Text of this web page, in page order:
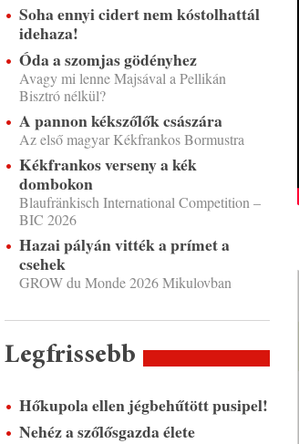
Soha ennyi cidert nem kóstolhattál
idehaza!
Óda a szomjas gödényhez
Avagy mi lenne Majsával a Pellikán
Bisztró nélkül?
A pannon kékszőlők császára
Az első magyar Kékfrankos Bormustra
Kékfrankos verseny a kék
dombokon
Blaufränkisch International Competition –
BIC 2026
Hazai pályán vitték a prímet a
csehek
GROW du Monde 2026 Mikulovban
Legfrissebb
Hőkupola ellen jégbehűtött pusipel!
Nehéz a szőlősgazda élete